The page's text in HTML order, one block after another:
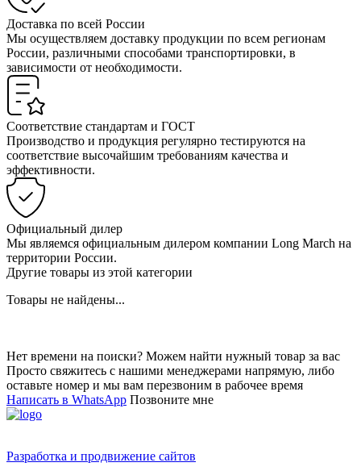
Доставка по всей России
Мы осуществляем доставку продукции по всем регионам
России, различными способами транспортировки, в
зависимости от необходимости.
Соответствие стандартам и ГОСТ
Производство и продукция регулярно тестируются на
соответствие высочайшим требованиям качества и
эффективности.
Официальный дилер
Мы являемся официальным дилером компании Long March на
территории России.
Другие товары из этой категории
Товары не найдены...
Нет времени на поиски? Можем найти нужный товар за вас
Просто свяжитесь с нашими менеджерами напрямую, либо
оставьте номер и мы вам перезвоним в рабочее время
Написать в WhatsApp Позвоните мне
Разработка и продвижение сайтов